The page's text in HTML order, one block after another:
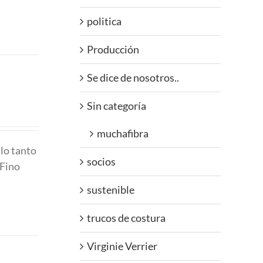
lo tanto
politica
Producción
Se dice de nosotros..
Sin categoría
muchafibra
socios
sustenible
trucos de costura
Virginie Verrier